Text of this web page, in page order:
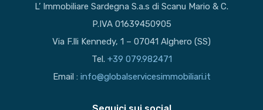
L’ Immobiliare Sardegna S.a.s di Scanu Mario & C.
P.IVA 01639450905
Via F.lli Kennedy, 1 – 07041 Alghero (SS)
Tel. +39 079.982471
Email : info@globalservicesimmobiliari.it